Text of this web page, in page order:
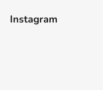
Instagram